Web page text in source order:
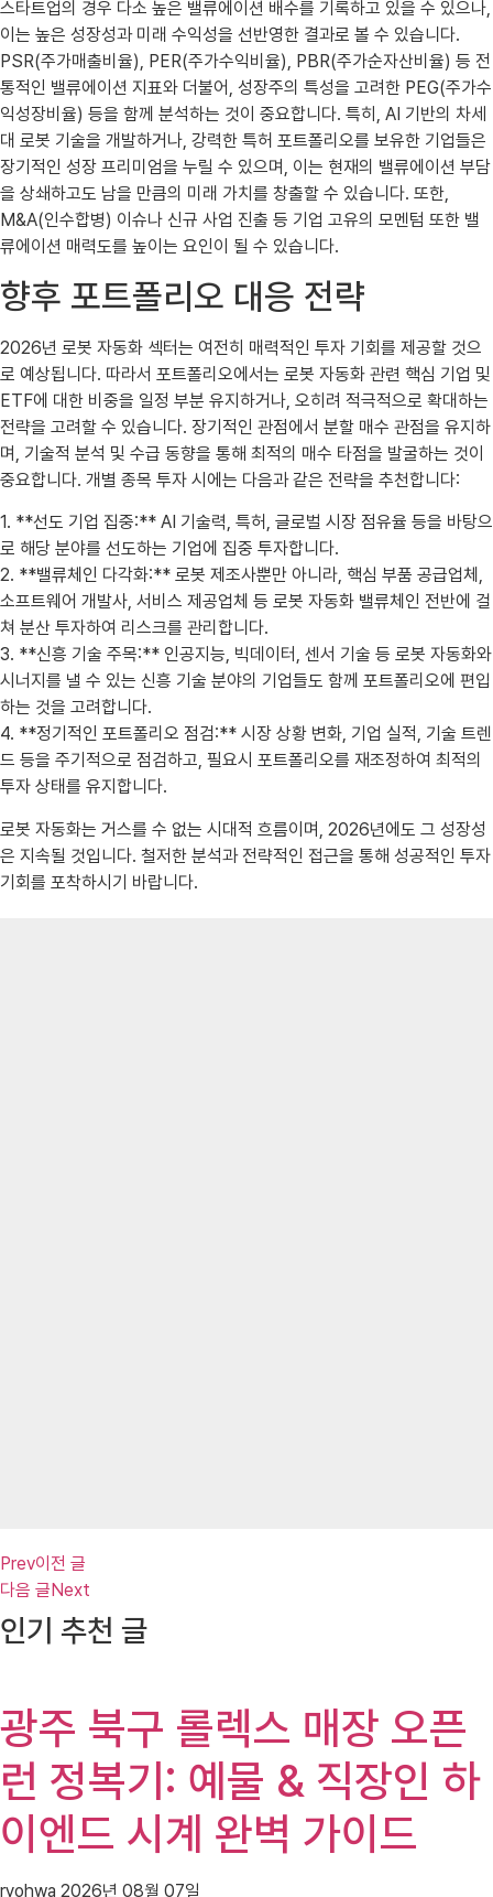
스타트업의 경우 다소 높은 밸류에이션 배수를 기록하고 있을 수 있으나,
이는 높은 성장성과 미래 수익성을 선반영한 결과로 볼 수 있습니다.
PSR(주가매출비율), PER(주가수익비율), PBR(주가순자산비율) 등 전
통적인 밸류에이션 지표와 더불어, 성장주의 특성을 고려한 PEG(주가수
익성장비율) 등을 함께 분석하는 것이 중요합니다. 특히, AI 기반의 차세
대 로봇 기술을 개발하거나, 강력한 특허 포트폴리오를 보유한 기업들은
장기적인 성장 프리미엄을 누릴 수 있으며, 이는 현재의 밸류에이션 부담
을 상쇄하고도 남을 만큼의 미래 가치를 창출할 수 있습니다. 또한,
M&A(인수합병) 이슈나 신규 사업 진출 등 기업 고유의 모멘텀 또한 밸
류에이션 매력도를 높이는 요인이 될 수 있습니다.
향후 포트폴리오 대응 전략
2026년 로봇 자동화 섹터는 여전히 매력적인 투자 기회를 제공할 것으
로 예상됩니다. 따라서 포트폴리오에서는 로봇 자동화 관련 핵심 기업 및
ETF에 대한 비중을 일정 부분 유지하거나, 오히려 적극적으로 확대하는
전략을 고려할 수 있습니다. 장기적인 관점에서 분할 매수 관점을 유지하
며, 기술적 분석 및 수급 동향을 통해 최적의 매수 타점을 발굴하는 것이
중요합니다. 개별 종목 투자 시에는 다음과 같은 전략을 추천합니다:
1. **선도 기업 집중:** AI 기술력, 특허, 글로벌 시장 점유율 등을 바탕으
로 해당 분야를 선도하는 기업에 집중 투자합니다.
2. **밸류체인 다각화:** 로봇 제조사뿐만 아니라, 핵심 부품 공급업체,
소프트웨어 개발사, 서비스 제공업체 등 로봇 자동화 밸류체인 전반에 걸
쳐 분산 투자하여 리스크를 관리합니다.
3. **신흥 기술 주목:** 인공지능, 빅데이터, 센서 기술 등 로봇 자동화와
시너지를 낼 수 있는 신흥 기술 분야의 기업들도 함께 포트폴리오에 편입
하는 것을 고려합니다.
4. **정기적인 포트폴리오 점검:** 시장 상황 변화, 기업 실적, 기술 트렌
드 등을 주기적으로 점검하고, 필요시 포트폴리오를 재조정하여 최적의
투자 상태를 유지합니다.
로봇 자동화는 거스를 수 없는 시대적 흐름이며, 2026년에도 그 성장성
은 지속될 것입니다. 철저한 분석과 전략적인 접근을 통해 성공적인 투자
기회를 포착하시기 바랍니다.
Prev이전 글
다음 글 Next
인기 추천 글
광주 북구 롤렉스 매장 오픈
런 정복기: 예물 & 직장인 하
이엔드 시계 완벽 가이드
ryohwa 2026년 08월 07일